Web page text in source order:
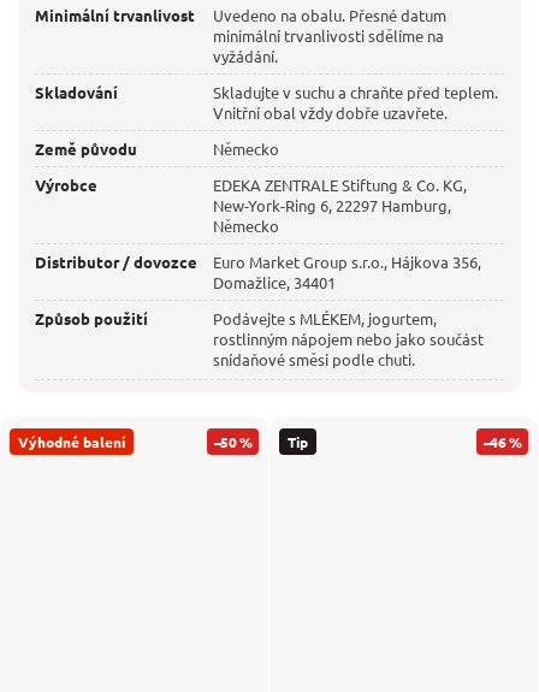
Minimální trvanlivost
Uvedeno na obalu. Přesné datum
minimální trvanlivosti sdělíme na
vyžádání.
Skladování
Skladujte v suchu a chraňte před teplem.
Vnitřní obal vždy dobře uzavřete.
Země původu
Německo
Výrobce
EDEKA ZENTRALE Stiftung & Co. KG,
New-York-Ring 6, 22297 Hamburg,
Německo
Distributor / dovozce
Euro Market Group s.r.o., Hájkova 356,
Domažlice, 34401
Způsob použití
Podávejte s MLÉKEM, jogurtem,
rostlinným nápojem nebo jako součást
snídaňové směsi podle chuti.
Výhodné balení –50 % Tip –46 %